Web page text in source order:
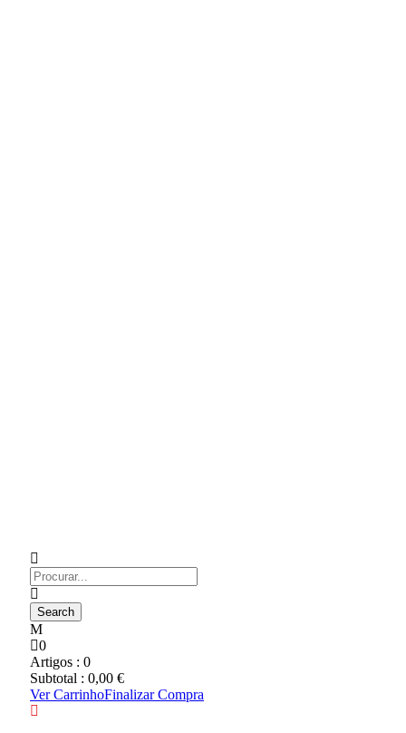
0
Artigos : 0
Subtotal : 0,00 €
Ver CarrinhoFinalizar Compra